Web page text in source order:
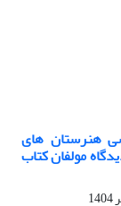
هنرستان های
مولفان کتاب